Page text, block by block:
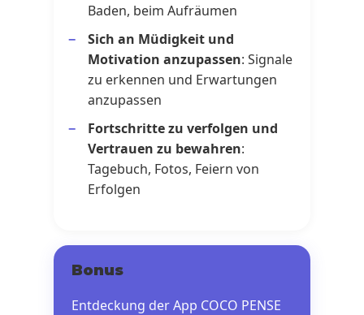
Baden, beim Aufräumen
Sich an Müdigkeit und
Motivation anzupassen: Signale
zu erkennen und Erwartungen
anzupassen
Fortschritte zu verfolgen und
Vertrauen zu bewahren:
Tagebuch, Fotos, Feiern von
Erfolgen
Bonus
Entdeckung der App COCO PENSE